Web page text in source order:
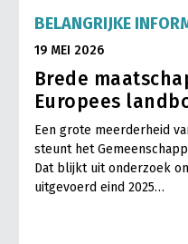
BELANGRIJKE
19 MEI 2026
Brede
Europees
Een grote meerderheid
steunt het
Dat blijkt uit onderzoek
uitgevoerd eind 2025…